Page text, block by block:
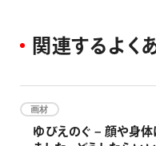
関 連する よ く
画材
ゆびえのぐ – 顔や身